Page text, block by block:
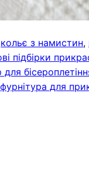
кольє з намистин,
підбірки
для
фурнітура для